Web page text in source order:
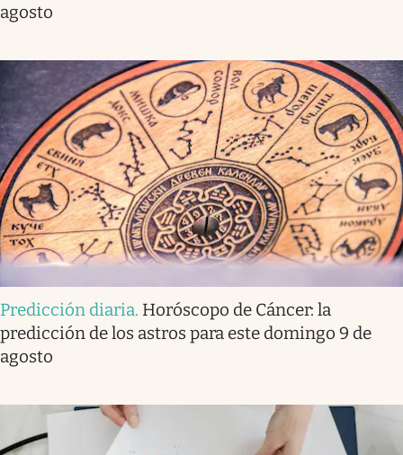
agosto
Predicción diaria. Horóscopo de Cáncer: la
predicción de los astros para este domingo 9 de
agosto